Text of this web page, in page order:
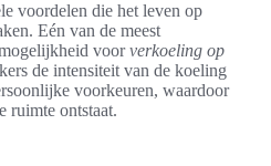
voordelen die het leven op
Eén van de meest
voorverkoeling op
de intensiteit van de koeling
voorkeuren, waardoor
ruimte ontstaat.